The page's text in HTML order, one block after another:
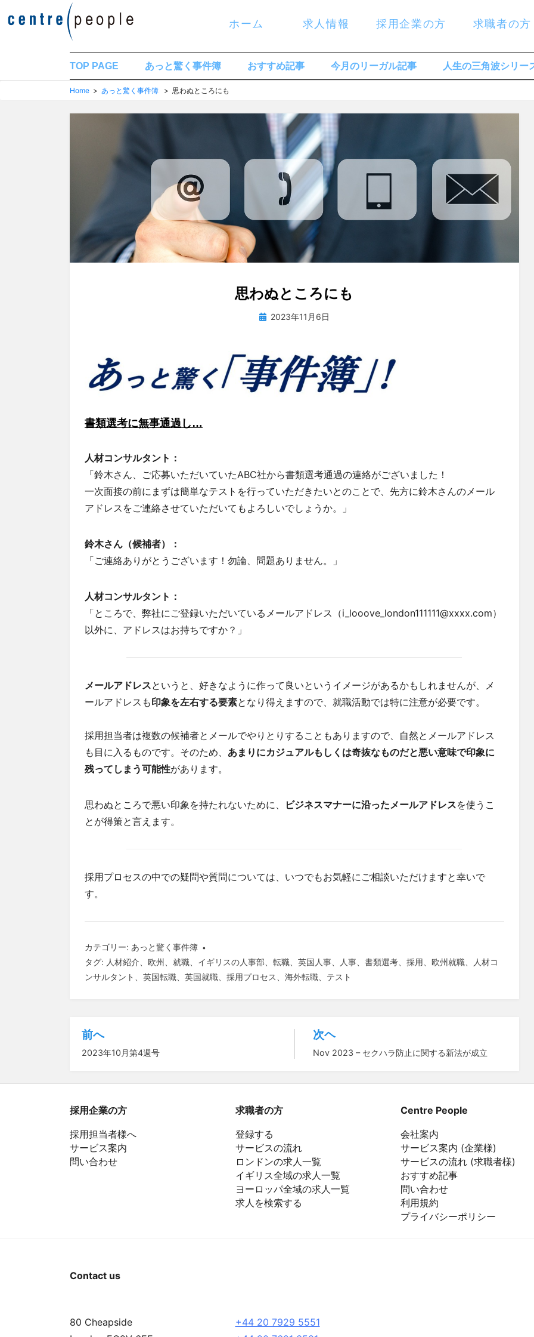
ン
ホーム 求人情報 採用企業の方 求職者の方
TOP PAGE あっと驚く事件簿 おすすめ記事 今月のリーガル記事 人生の三角波シリー
Home > あっと驚く事件簿 > 思わぬところにも
思わぬところにも
投稿者tsuchiya
投 2023年11月6日
書類選考に無事通過し…
人材コンサルタント：
「鈴木さん、ご応募いただいていたABC社から書類選考通過の連絡がございました！
一次面接の前にまずは簡単なテストを行っていただきたいとのことで、先方に鈴木さんのメール
アドレスをご連絡させていただいてもよろしいでしょうか。」
鈴木さん（候補者）：
「ご連絡ありがとうございます！勿論、問題ありません。」
人材コンサルタント：
「ところで、弊社にご登録いただいているメールアドレス（i_looove_london111111@xxxx.com）
以外に、アドレスはお持ちですか？」
メールアドレスというと、好きなように作って良いというイメージがあるかもしれませんが、メ
ールアドレスも印象を左右する要素となり得えますので、就職活動では特に注意が必要です。
採用担当者は複数の候補者とメールでやりとりすることもありますので、自然とメールアドレス
も目に入るものです。そのため、 あまりにカジュアルもしくは奇抜なものだと悪い意味で印象に
残ってしまう可能性があります。
思わぬところで悪い印象を持たれないために、 ビジネスマナーに沿ったメールアドレスを使うこ
とが得策と言えます。
採用プロセスの中での疑問や質問については、いつでもお気軽にご相談いただけますと幸いで
す。
カテゴリー: あっと驚く事件簿
タグ: 人材紹介 欧州 就職 イギリスの人事部 転職 英国人事 人事 書類選考 採用 欧州就職
人材コ
ンサルタント
英国転職 英国就職 採用プロセス 海外転職 テスト
投
稿
ナ
ビ
ー
シ
前へ
2023年10月第4週号
次ヘ
Nov 2023 – セクハラ防止に関する新法が成立
採用企業の方
採用担当者様へ
サービス案内
問い合わせ
求職者の方
登録する
サービスの流れ
ロンドンの求人一覧
イギリス全域の求人一覧
ヨーロッパ全域の求人一覧
求人を検索する
Centre People
会社案内
サービス案内 (企業様)
サービスの流れ (求職者様)
おすすめ記事
問い合わせ
利用規約
プライバシーポリシー
Contact us
80 Cheapside
+44 20 7929 5551